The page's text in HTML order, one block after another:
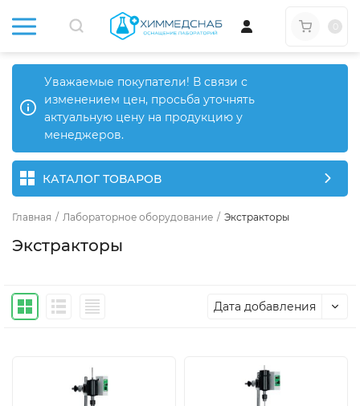
Уважаемые покупатели! В связи с
изменением цен, просьба уточнять
актуальную цену на продукцию у
менеджеров.
КАТАЛОГ ТОВАРОВ
Главная / Лабораторное оборудование / Экстракторы
Экстракторы
Дата добавления